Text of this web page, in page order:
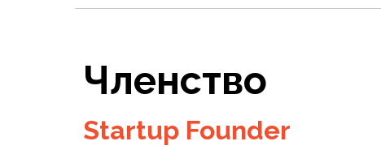
Членство
Startup Founder